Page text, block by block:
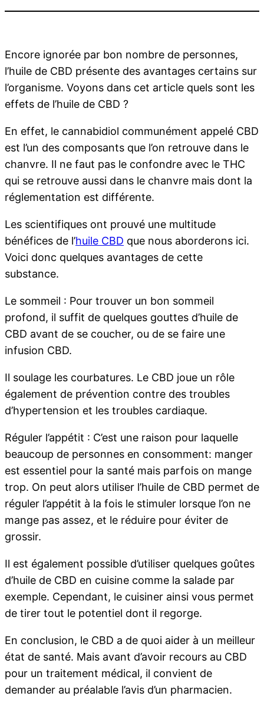
Encore ignorée par bon nombre de personnes,
l’huile de CBD présente des avantages certains sur
l’organisme. Voyons dans cet article quels sont les
effets de l’huile de CBD ?
En effet, le cannabidiol communément appelé CBD
est l’un des composants que l’on retrouve dans le
chanvre. Il ne faut pas le confondre avec le THC
qui se retrouve aussi dans le chanvre mais dont la
réglementation est différente.
Les scientifiques ont prouvé une multitude
bénéfices de l’huile CBD que nous aborderons ici.
Voici donc quelques avantages de cette
substance.
Le sommeil : Pour trouver un bon sommeil
profond, il suffit de quelques gouttes d’huile de
CBD avant de se coucher, ou de se faire une
infusion CBD.
Il soulage les courbatures. Le CBD joue un rôle
également de prévention contre des troubles
d’hypertension et les troubles cardiaque.
Réguler l’appétit : C’est une raison pour laquelle
beaucoup de personnes en consomment: manger
est essentiel pour la santé mais parfois on mange
trop. On peut alors utiliser l’huile de CBD permet de
réguler l’appétit à la fois le stimuler lorsque l’on ne
mange pas assez, et le réduire pour éviter de
grossir.
Il est également possible d’utiliser quelques goûtes
d’huile de CBD en cuisine comme la salade par
exemple. Cependant, le cuisiner ainsi vous permet
de tirer tout le potentiel dont il regorge.
En conclusion, le CBD a de quoi aider à un meilleur
état de santé. Mais avant d’avoir recours au CBD
pour un traitement médical, il convient de
demander au préalable l’avis d’un pharmacien.